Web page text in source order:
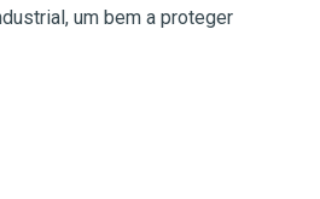
um bem a proteger